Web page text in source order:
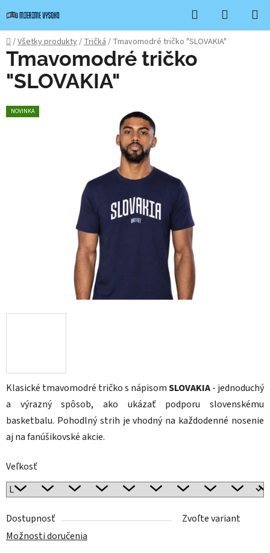
na
obsah
Hľadať
KOŠÍK
Domov
/Všetky produkty/Tričká/ Tmavomodré tričko "SLOVAKIA"
Klasické tmavomodré tričko s nápisomSLOVAKIA- jednoduchý
a výrazný spôsob, ako ukázať podporu slovenskému
basketbalu. Pohodlný strih je vhodný na každodenné nosenie
aj na fanúšikovské akcie.
Veľkosť
Dostupnosť
Zvoľte variant
Možnosti doručenia
Tmavomodré tričko
"SLOVAKIA"
NOVINKA